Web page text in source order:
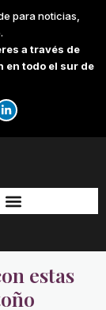
para noticias,
a través de
en todo el sur de
L
i
n
k
-
i
n
estas